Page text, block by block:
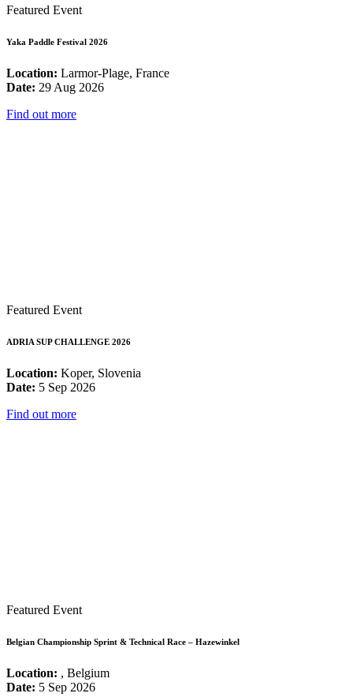
Featured Event
Yaka Paddle Festival 2026
Location: Larmor-Plage, France
Date: 29 Aug 2026
Find out more
Featured Event
ADRIA SUP CHALLENGE 2026
Location: Koper, Slovenia
Date: 5 Sep 2026
Find out more
Featured Event
Belgian Championship Sprint & Technical Race – Hazewinkel
Location: , Belgium
Date: 5 Sep 2026